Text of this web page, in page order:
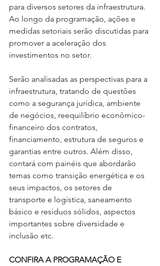
para diversos setores da infraestrutura.
Ao longo da programação, ações e
medidas setoriais serão discutidas para
promover a aceleração dos
investimentos no setor.
Serão analisadas as perspectivas para a
infraestrutura, tratando de questões
como a segurança jurídica, ambiente
de negócios, reequilíbrio econômico-
financeiro dos contratos,
financiamento, estrutura de seguros e
garantias entre outros. Além disso,
contará com painéis que abordarão
temas como transição energética e os
seus impactos, os setores de
transporte e logística, saneamento
básico e resíduos sólidos, aspectos
importantes sobre diversidade e
inclusão etc.
CONFIRA A PROGRAMAÇÃO E